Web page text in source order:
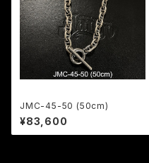
JMC-45-50 (50cm)
¥83,600